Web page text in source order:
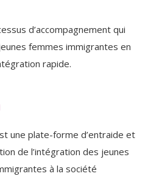
d’accompagnement qui
femmes immigrantes en
rapide.
une plate-forme d’entraide et
de l’intégration des jeunes
à la société